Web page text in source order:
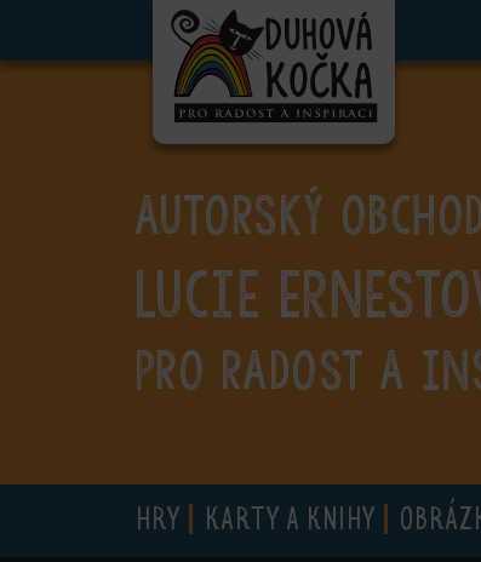
AUTORSKÝ
Lucie
PRO RADOST A
HRY KARTY A KNIHY